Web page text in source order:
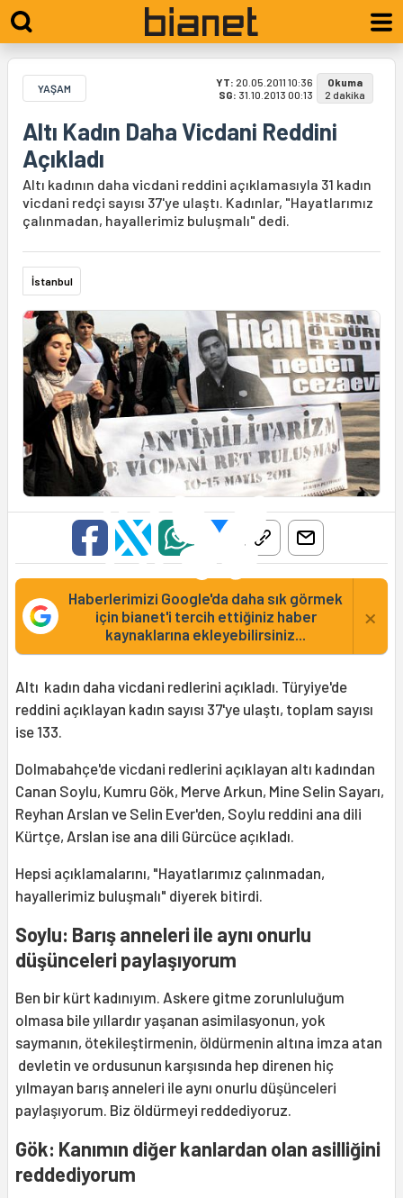
YAŞAM YT: 20.05.2011 10:36
SG: 31.10.2013 00:13
Okuma
2 dakika
Altı Kadın Daha Vicdani Reddini
Açıkladı
Altı kadının daha vicdani reddini açıklamasıyla 31 kadın
vicdani redçi sayısı 37'ye ulaştı. Kadınlar, "Hayatlarımız
çalınmadan, hayallerimiz buluşmalı" dedi.
İstanbul
Haberlerimizi Google'da daha sık görmek
için bianet'i tercih ettiğiniz haber
kaynaklarına ekleyebilirsiniz...
×
Altı kadın daha vicdani redlerini açıkladı. Türyiye'de
reddini açıklayan kadın sayısı 37'ye ulaştı, toplam sayısı
ise 133.
Dolmabahçe'de vicdani redlerini açıklayan altı kadından
Canan Soylu, Kumru Gök, Merve Arkun, Mine Selin Sayarı,
Reyhan Arslan ve Selin Ever'den, Soylu reddini ana dili
Kürtçe, Arslan ise ana dili Gürcüce açıkladı.
Hepsi açıklamalarını, "Hayatlarımız çalınmadan,
hayallerimiz buluşmalı" diyerek bitirdi.
Soylu: Barış anneleri ile aynı onurlu
düşünceleri paylaşıyorum
Ben bir kürt kadınıyım. Askere gitme zorunluluğum
olmasa bile yıllardır yaşanan asimilasyonun, yok
saymanın, ötekileştirmenin, öldürmenin altına imza atan
devletin ve ordusunun karşısında hep direnen hiç
yılmayan barış anneleri ile aynı onurlu düşünceleri
paylaşıyorum. Biz öldürmeyi reddediyoruz.
Gök: Kanımın diğer kanlardan olan asilliğini
reddediyorum